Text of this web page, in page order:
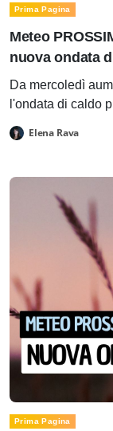
Prima Pagina
Meteo
nuova ondata
Da mercoledì
l'ondata di caldo
Elena Rava
Prima Pagina